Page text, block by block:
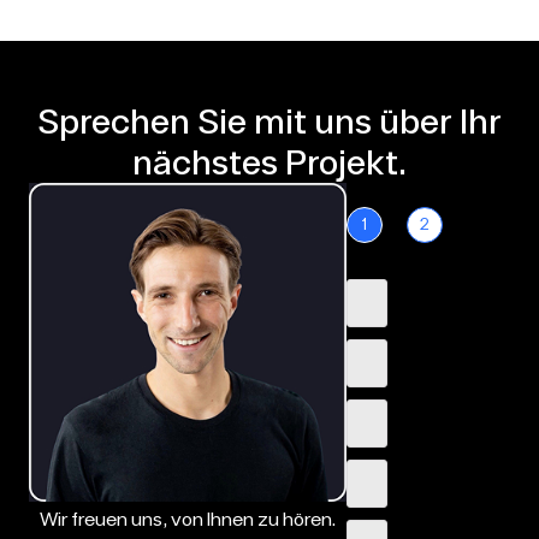
Sprechen Sie mit uns über Ihr
nächstes Projekt.
Wir freuen uns, von Ihnen zu hören.
1 2